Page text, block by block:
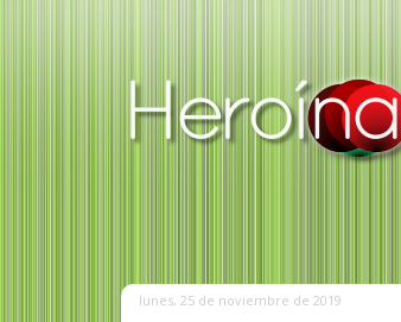
lunes, 25 de noviembre de 2019